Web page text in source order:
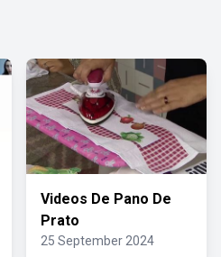
Videos De Pano De
Prato
25 September 2024